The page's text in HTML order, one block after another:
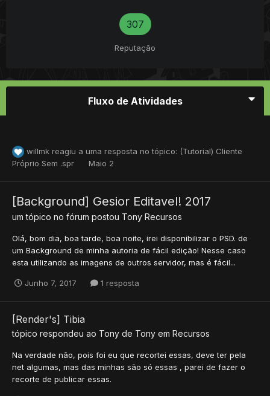
307
Reputação
Fluxo de Atividades
willmk reagiu a uma resposta no tópico: (Tutorial) Cliente
Próprio Sem .spr
Maio 2
[Background] Gesior Editavel! 2017
um tópico no fórum postou Tony Recursos
Olá, bom dia, boa tarde, boa noite, irei disponibilizar o PSD. de
um Background de minha autoria de fácil edição! Nesse caso
esta utilizando as imagens de outros servidor, mas é fácil...
Junho 7, 2017 1 resposta
[Render's] Tibia
tópico respondeu ao Tony de Tony em Recursos
Na verdade não, pois foi eu que recortei essas, deve ter pela
net algumas, mas das minhas são só essas , parei de fazer o
recorte de publicar essas.